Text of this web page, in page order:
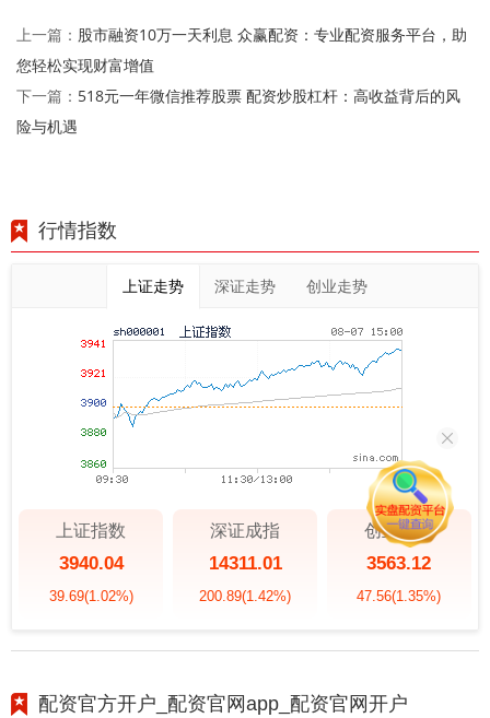
上一篇： 股市融资10万一天利息 众赢配资：专业配资服务平台，助
您轻松实现财富增值
下一篇： 518元一年微信推荐股票 配资炒股杠杆：高收益背后的风
险与机遇
行情指数
上证走势 深证走势 创业走势
上证指数
3940.04
39.69(1.02%)
深证成指
14311.01
200.89(1.42%)
创业板指
3563.12
47.56(1.35%)
配资官方开户_配资官网app_配资官网开户